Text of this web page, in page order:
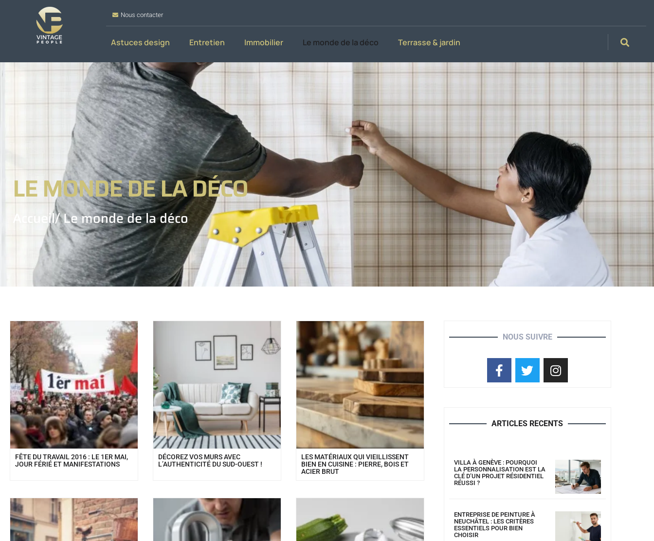
Nous contacter
Astuces design Entretien Immobilier Le monde de la déco Terrasse & jardin
LE MONDE DE LA DÉCO
Accueil/ Le monde de la déco
FÊTE DU TRAVAIL 2016 : LE 1ER MAI,
JOUR FÉRIÉ ET MANIFESTATIONS
DÉCOREZ VOS MURS AVEC
L’AUTHENTICITÉ DU SUD-OUEST !
LES MATÉRIAUX QUI VIEILLISSENT
BIEN EN CUISINE : PIERRE, BOIS ET
ACIER BRUT
NOUS SUIVRE
ARTICLES RECENTS
VILLA À GENÈVE : POURQUOI
LA PERSONNALISATION EST LA
CLÉ D’UN PROJET RÉSIDENTIEL
RÉUSSI ?
ENTREPRISE DE PEINTURE À
NEUCHÂTEL : LES CRITÈRES
ESSENTIELS POUR BIEN
CHOISIR